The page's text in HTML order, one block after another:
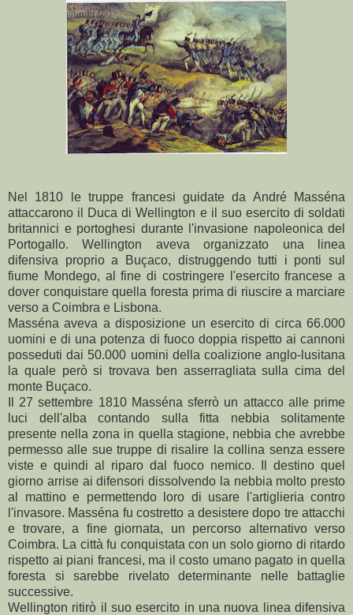
Nel 1810 le truppe francesi guidate da André Masséna
attaccarono il Duca di Wellington e il suo esercito di soldati
britannici e portoghesi durante l'invasione napoleonica del
Portogallo. Wellington aveva organizzato una linea
difensiva proprio a Buçaco, distruggendo tutti i ponti sul
fiume Mondego, al fine di costringere l'esercito francese a
dover conquistare quella foresta prima di riuscire a marciare
verso a Coimbra e Lisbona.
Masséna aveva a disposizione un esercito di circa 66.000
uomini e di una potenza di fuoco doppia rispetto ai cannoni
posseduti dai 50.000 uomini della coalizione anglo-lusitana
la quale però si trovava ben asserragliata sulla cima del
monte Buçaco.
Il 27 settembre 1810 Masséna sferrò un attacco alle prime
luci dell'alba contando sulla fitta nebbia solitamente
presente nella zona in quella stagione, nebbia che avrebbe
permesso alle sue truppe di risalire la collina senza essere
viste e quindi al riparo dal fuoco nemico. Il destino quel
giorno arrise ai difensori dissolvendo la nebbia molto presto
al mattino e permettendo loro di usare l'artiglieria contro
l'invasore. Masséna fu costretto a desistere dopo tre attacchi
e trovare, a fine giornata, un percorso alternativo verso
Coimbra. La città fu conquistata con un solo giorno di ritardo
rispetto ai piani francesi, ma il costo umano pagato in quella
foresta si sarebbe rivelato determinante nelle battaglie
successive.
Wellington ritirò il suo esercito in una nuova linea difensiva